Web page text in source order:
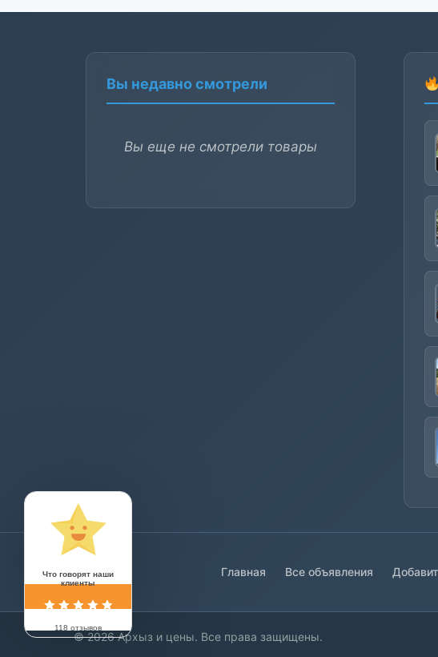
Вы недавно смотрели
Вы еще не смотрели товары
Главная Все объявления
© 2026 Архыз и цены. Все права защищены.
Что говорят наши
клиенты
118 отзывов